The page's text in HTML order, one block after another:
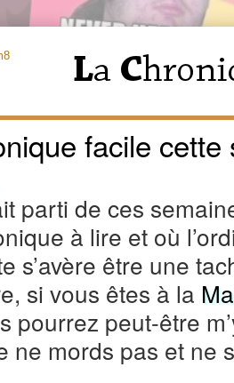
facile cette
parti de ces
à lire et où
s’avère être une
si vous êtes à la
pourrez peut-être
ne mords pas et ne